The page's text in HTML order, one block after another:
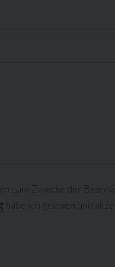
zum Zwecke der
habe ich gelesen und